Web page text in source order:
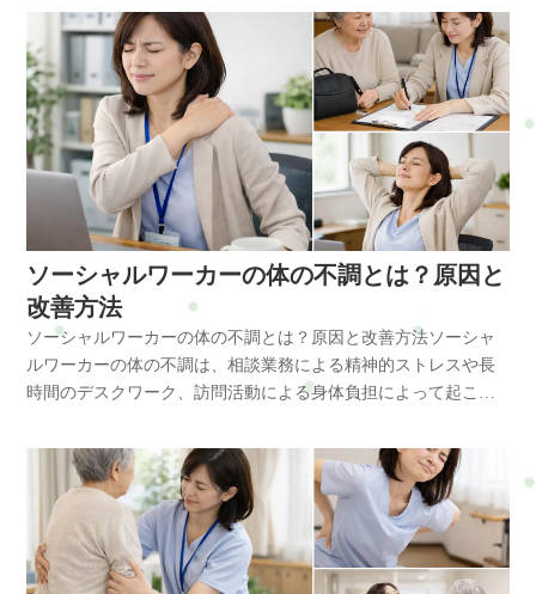
year,select.ui-datepicker-month{height:2em
!important;gap:5px;}span.del + span.del{display:none !important;}お
問合せ・ご予約フォーム内容の確認以下の内容で送信します。
よろしいですか？氏名必須メールアドレス必須お問い合わせ内
容必須お問い合わせ内容によっては回答できない場合もござい
ますのであらかじめご了承ください。プライバシーポリシーに
ご同意の上、お問い合わせ内容の確認に進んでください。
料金やコースが違います。無理なく、安心して選んでください
ね。#ui-datepicker-div{z-index:10000 !important;}.ui-datepicker-
calendar th,.ui-datepicker-calendar td{min-width:unset
!important;}select.ui-datepicker-year,select.ui-datepicker-
month{height:2em !important;gap:5px;}span.del +
span.del{display:none !important;}お問合せ・ご予約フォーム内容
の確認以下の内容で送信します。よろしいですか？氏名必須メ
ールアドレス必須お問い合わせ内容必須お問い合わせ内容によ
っては回答できない場合もございますのであらかじめご了承く
ださい。プライバシーポリシーにご同意の上、お問い合わせ内
容の確認に進んでください。
み姿勢が増えるため、多くの育児中の方が腰痛を感じやすいで
す。姿勢や体の使い方を見直すことで負担を軽減できます。Q:
抱っこで腰痛にならないコツはありますか？A：腰だけで持ち上
げず、膝と股関節を使って体全体で持ち上げることが大切で
す。片側抱っこを続けないことも腰痛予防につながります。Q:
育児中でも整体を受けても大丈夫ですか？A：体調に問題がなけ
れば受けられることが多いです。特に産後は骨盤や筋肉のバラ
ンスが変わりやすいため、状態に合わせたケアを行うことが大
切です。まとめ育児・子育てによる腰痛は、抱っこや前かがみ
姿勢、中腰動作が増えることで起こりやすい体の不調です。特
に脊柱起立筋や腰方形筋、腸腰筋などの筋肉に負担がかかり、
骨盤や姿勢のバランスが崩れることが原因になることがありま
す。腰痛を改善するためには、姿勢の見直しや股関節を使った
動作を意識することが大切です。日常の体の使い方を整えるこ
とで、育児による腰への負担を減らすことができます。初めて
術を、1度体験してみるお申し込み方法はこちら・ホットペッパ
ービューティー…予約可・LINE公式…予約・トークでやり取
り・お得情報・楽天ビューティー…予約可・minimo…予約可・
誰でも使えるWEB予約…予約可※掲載サイトによって料金やコ
ースが違います。無理なく、安心して選んでくださいね。#ui-
datepicker-div{z-index:10000 !important;}.ui-datepicker-calendar
いることが多いため、体のバランスを整えることが大切です。
横浜や戸塚、戸塚区で育児による背中の痛みに悩む方も、体の
状態を整えることで日常の動作が楽になることがあります。横
浜市戸塚区で体の不調にお悩みの方は、整体・自宅サロン
Refresh Jamへお気軽にご相談ください。肩こりや腰痛など日常
生活で起こりやすい不調のケアを通して、今の生活や仕事を続
けられるカラダとココロづくりをサポートしています。よくあ
る質問Q: 育児中に背中が痛くなるのはなぜですか？A：抱っこ
や授乳などで前かがみ姿勢が続くと、背中の筋肉が緊張し血流
が悪くなるため痛みが起こりやすくなります。Q: 背中の痛みは
肩こりと関係がありますか？A：はい。背中の筋肉と肩の筋肉は
つながっているため、背中の張りが強くなると肩こりや首こり
につながることがあります。Q: 育児中でも整体を受けられます
か？A：体調に問題がなければ受けられることが多いです。体の
ことができます。まとめ育児・子育てによる背中の痛みは、抱
っこや授乳などによる前かがみ姿勢や猫背姿勢が続くことで起
こりやすくなります。僧帽筋や菱形筋、広背筋など背中の筋肉
が緊張し、肩甲骨の動きが悪くなることが原因になることもあ
ります。背中の痛みを改善するためには、姿勢の見直しと肩甲
骨を動かすことが重要です。日常生活での体の使い方を整える
もあります。改善方法育児による肩甲骨周りの痛みを改善する
ためには、肩甲骨の動きを取り戻すことが大切です。・抱っこ
のときは肩をすくめない・長時間同じ姿勢を続けない・肩甲骨
を軽く寄せる・胸を開くストレッチを行う・深呼吸をして肩の
力を抜く・スマホを見る時間を減らすおすすめなのは、肩甲骨
を寄せる動きと胸を開くストレッチです。猫背姿勢で縮んだ小
胸筋を伸ばすことで、肩甲骨の動きが改善しやすくなります。
肩甲骨周りの痛みを改善するためには、肩だけをほぐすのでは
なく胸と肩甲骨の動きを整えることが重要です。整体で出来る
こと整体では、肩甲骨周りの筋肉だけでなく、背骨や胸郭の動
きを確認しながら体のバランスを整えていきます。僧帽筋や菱
形筋、小胸筋などの筋肉の緊張を緩めながら、肩甲骨の動きを
改善する施術を行います。また、背骨や姿勢のバランスを整え
ることで、抱っこや授乳時の負担が軽くなることもあります。
痛みに悩む方も、体のバランスを整えることで日常の動作が楽
になることがあります。横浜市戸塚区で体の不調にお悩みの方
は、整体・自宅サロンRefresh Jamへお気軽にご相談ください。
肩こりや腰痛など日常生活で起こりやすい不調のケアを通し
て、今の生活や仕事を続けられるカラダとココロづくりをサポ
ます。血流低下筋肉緊張姿勢崩れ関節可動域低下自律神経乱れ
筋肉の血流が低下すると老廃物が蓄積し、肩こりや頭痛などの
症状が慢性化しやすくなります。また長時間のパソコン作業は
目の疲れを引き起こし、自律神経にも影響を与えます。放置す
るとどうなる体の不調を放置すると次のような状態になる可能
性があります。慢性肩こり慢性腰痛緊張型頭痛睡眠障害集中力
低下慢性的な肩こりや首こりは自律神経のバランスを崩し、不
眠や疲労感の原因になることもあります。改善方法医療事務の
体の不調を予防するためには次のような対策が効果的です。姿
勢改善肩回し運動首ストレッチ骨盤調整適度な運動特に大切な
のは姿勢です。耳・肩・骨盤が一直線になる姿勢を意識すると
首や肩への負担が軽減されます。整体で出来ること整体では次
のようなアプローチで体のバランスを整えます。姿勢調整骨盤
調整筋肉調整肩甲骨調整血流改善整体で筋肉の緊張を緩めるこ
とで血流が改善し、肩こりや腰痛の軽減が期待できます。横浜
体を利用するケースが増えています。よくある質問Q:医療事務
は肩こりになりやすい仕事ですか？A：はい。長時間のパソコン
作業や座り姿勢が続くため肩こりが起こりやすい職業です。特
に猫背姿勢になると僧帽筋や肩甲挙筋に負担がかかりやすくな
ります。Q:仕事中にできる簡単な対策はありますか？A：1時間
ることで様々な症状が現れます。姿勢改善や筋肉バランスを整
えることで、不調の予防や改善が期待できます。ケアマネジャ
ーの体の不調とはケアマネジャーは介護計画の作成や利用者宅
への訪問、パソコン作業などを行う職業です。 そのため長時間
の座り作業や移動が多く、体に負担がかかりやすい特徴があり
ます。特に首・肩・腰の筋肉が緊張しやすく、慢性的な不調を
感じる方が多い職業です。ケアマネジャーに多い体の不調・肩
こり・首こり・腰痛・背中の張り・頭痛・眼精疲労・自律神経
の乱れ・不眠これらは姿勢の崩れや筋肉の緊張が大きく関係し
ています。なぜ体の不調が起きやすいのか主な原因は次のよう
なものです。・長時間のパソコン作業・前かがみ姿勢・訪問移
動による身体負担・精神的ストレス・運動不足特に猫背姿勢に
なると、胸の前にある小胸筋が縮みやすくなります。すると肩
が前に出る「巻き肩」の状態になり、僧帽筋や肩甲挙筋に負担
がかかります。この状態が続くと首や肩の筋肉が常に緊張し、
崩れると次のような体の変化が起こります。・首の可動域の低
下・肩甲骨の動きの低下・背中の筋肉の緊張・腰椎への負担増
加・血流低下筋肉の血流が低下すると疲労物質が溜まり、慢性
的な痛みやだるさにつながります。放置するとどうなる体の不
調を放置すると次のような状態になることがあります。・慢性
的な肩こり・頭痛の頻発・腰痛の悪化・集中力低下・睡眠の質
ソーシャルワーカーの体の不調とは？原因と
改善方法
ソーシャルワーカーの体の不調とは？原因と改善方法ソーシャ
ルワーカーの体の不調は、相談業務による精神的ストレスや長
時間のデスクワーク、訪問活動による身体負担によって起こり
首・肩・腰の筋肉が緊張し、血流が低下することで様々な不調
につながります。姿勢改善や筋肉のバランスを整えることが、
不調の予防と改善に重要です。ソーシャルワーカーの体の不調
とはソーシャルワーカーは福祉施設や医療機関、地域支援セン
ターなどで相談業務や支援調整を行う仕事です。 相談記録の作
成やパソコン作業、利用者宅への訪問などが多く、身体への負